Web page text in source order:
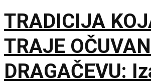
TRADICIJA
TRAJE
DRAGAČEVU: